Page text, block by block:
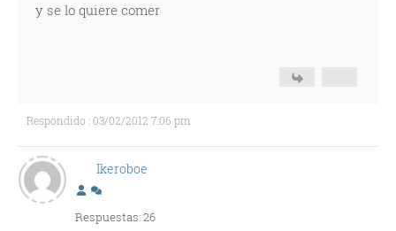
y se lo quiere comer
Respondido : 03/02/2012 7:06 pm
Ikeroboe
Respuestas: 26